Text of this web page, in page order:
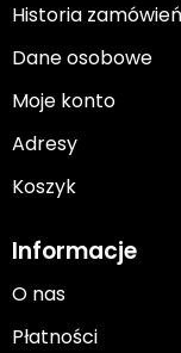
Historia zamówień
Dane osobowe
Moje konto
Adresy
Koszyk
Informacje
O nas
Płatności